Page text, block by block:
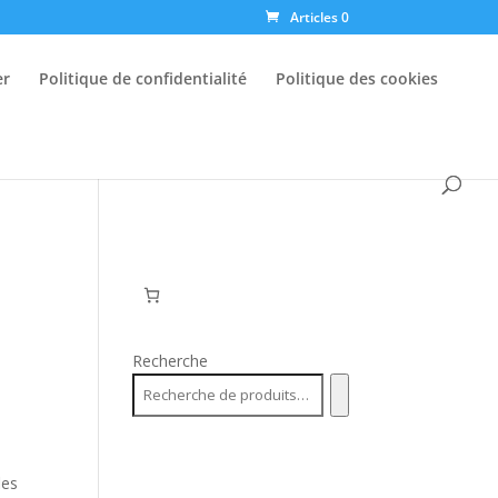
Articles 0
Politique de confidentialité Politique des cookies
Recherche